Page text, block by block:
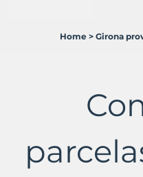
Murbalands
Home > Girona